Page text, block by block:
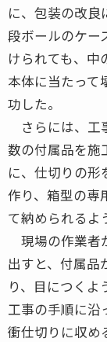
に、包装の改良
段ボールのケー
けられても、中
本体に当たって
功した。
さらには、工
数の付属品を施
に、仕切りの形
作り、箱型の専
て納められるよ
現場の作業者
出すと、付属品
り、目につくよ
工事の手順に沿
衝仕切りに収め